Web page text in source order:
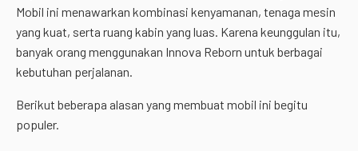
Mobil ini menawarkan kombinasi kenyamanan, tenaga mesin
yang kuat, serta ruang kabin yang luas. Karena keunggulan itu,
banyak orang menggunakan Innova Reborn untuk berbagai
kebutuhan perjalanan.
Berikut beberapa alasan yang membuat mobil ini begitu
populer.